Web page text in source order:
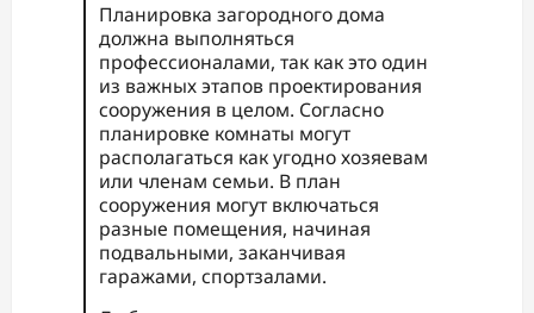
Планировка загородного дома
должна выполняться
профессионалами, так как это один
из важных этапов проектирования
сооружения в целом. Согласно
планировке комнаты могут
располагаться как угодно хозяевам
или членам семьи. В план
сооружения могут включаться
разные помещения, начиная
подвальными, заканчивая
гаражами, спортзалами.